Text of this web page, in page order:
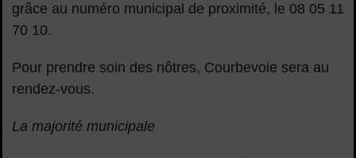
grâce au numéro municipal de proximité, le 08 05 11
70 10.
Pour prendre soin des nôtres, Courbevoie sera au
rendez-vous.
La majorité municipale